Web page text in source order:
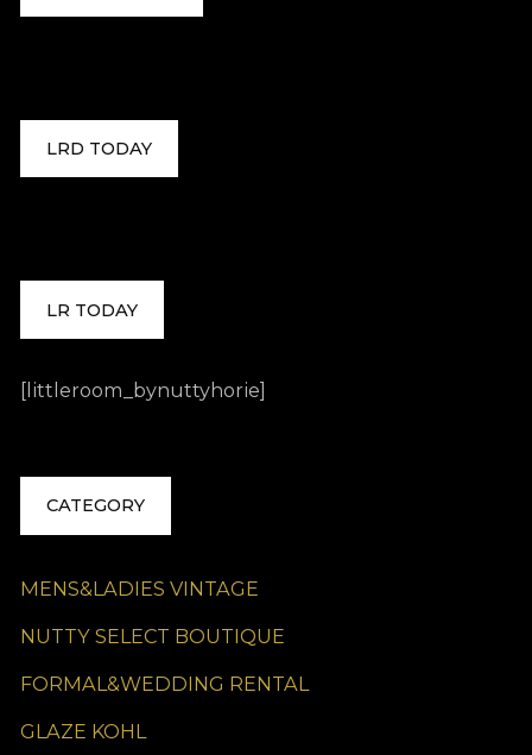
LRD TODAY
LR TODAY
[littleroom_bynuttyhorie]
CATEGORY
MENS&LADIES VINTAGE
NUTTY SELECT BOUTIQUE
FORMAL&WEDDING RENTAL
GLAZE KOHL